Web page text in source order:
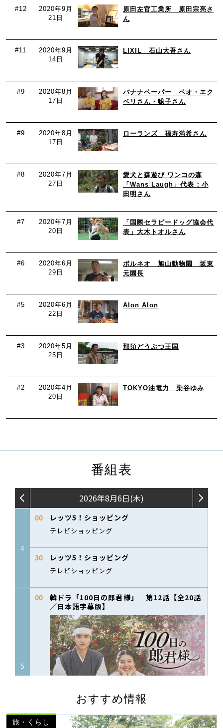
#12
2020年9月
21日
原田左官工業所 原田宗亮さ
ん
#11
2020年9月
14日
LIXIL 石山大吾さん
#9
2020年8月
17日
バナナペーパー ペオ・エク
ベリさん・聡子さん
#9
2020年8月
17日
ローランズ 福寿満希さん
#8
2020年7月
27日
愛犬と森遊び ワンコの森
「Wans Laugh」代表：小
田明さん
#7
2020年7月
20日
「国際セラピードッグ協会代
表」大木トオルさん
#6
2020年6月
29日
ボルネオ 旭山動物園 坂東
元園長
#5
2020年6月
22日
Alon Alon
#3
2020年5月
25日
那須どうぶつ王国
#2
2020年4月
20日
TOKYO油電力 染谷ゆみ
番組表
おすすめ情報
旅・くらし